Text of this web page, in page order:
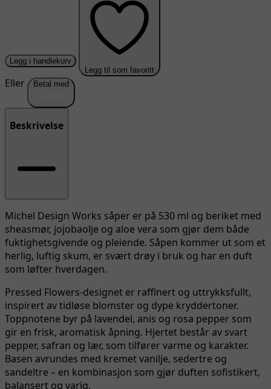
Legg i handlekurv
Legg til som favoritt
Eller Betal med
Beskrivelse
Michel Design Works såper er på 530 ml og beriket med
sheasmør, jojobaolje og aloe vera som gjør dem både
fuktighetsgivende og pleiende. Såpen kommer ut som et
herlig, luftig skum, er svært drøy i bruk og har en duft
som løfter hverdagen.
Pressed Flowers-designet er raffinert og uttrykksfullt,
inspirert av tidløse blomster og dype kryddertoner.
Toppnotene byr på lavendel, anis og rosa pepper som
gir en frisk, aromatisk åpning. Hjertet består av svart
pepper, safran og lær, som tilfører varme og karakter.
Basen avrundes med kremet vanilje, sedertre og
sandeltre – en kombinasjon som gjør duften sofistikert,
balansert og varig.